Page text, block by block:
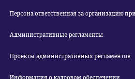
Персона ответственная за организацию
Административные регламенты
Проекты административных регламентов
Информация о кадровом обеспечении